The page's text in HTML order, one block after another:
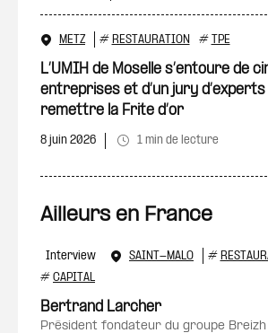
METZ # RESTAURATION # TPE
L’UMIH de Moselle s’entoure de
entreprises et d’un jury
remettre la Frite d’or
8 juin 2026 1 min de lecture
Ailleurs en France
Interview SAINT-MALO #
# CAPITAL
Bertrand Larcher
président fondateur du groupe Breizh